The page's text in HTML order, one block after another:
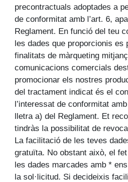
precontractuals adoptades a
de conformitat amb l’art. 6,
Reglament. En funció del teu
les dades que proporcionis es
finalitats de màrqueting
comunicacions comercials
promocionar els nostres
del tractament indicat és el
l’interessat de conformitat
lletra a) del Reglament. Et
tindràs la possibilitat de
La facilitació de les teves
gratuïta. No obstant això, el
les dades marcades amb *
la sol·licitud. Si decideixis